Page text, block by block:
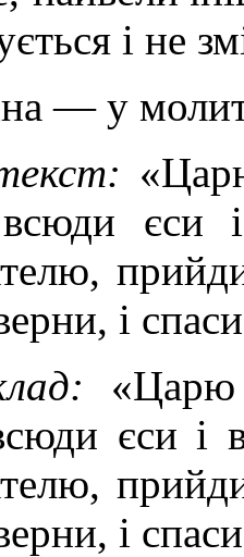
i не
— у
єси
і
єси і
і